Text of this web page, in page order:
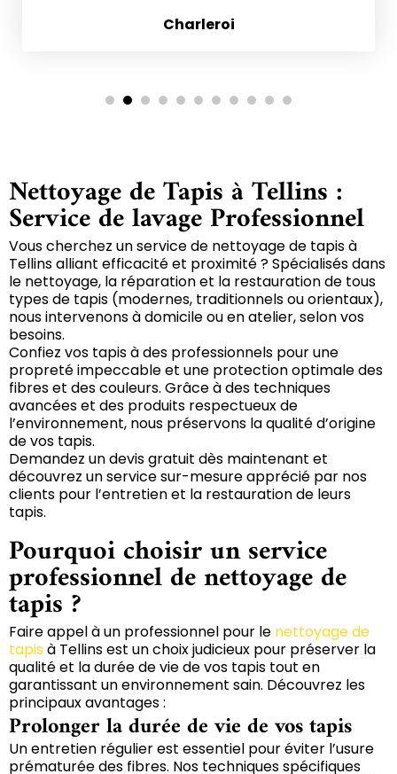
Charleroi
1 2 3
Nettoyage de Tapis à Tellins :
Service de lavage Professionnel
Vous cherchez un service de nettoyage de tapis à
Tellins alliant efficacité et proximité ? Spécialisés dans
le nettoyage, la réparation et la restauration de tous
types de tapis (modernes, traditionnels ou orientaux),
nous intervenons à domicile ou en atelier, selon vos
besoins.
Confiez vos tapis à des professionnels pour une
propreté impeccable et une protection optimale des
fibres et des couleurs. Grâce à des techniques
avancées et des produits respectueux de
l’environnement, nous préservons la qualité d’origine
de vos tapis.
Demandez un devis gratuit dès maintenant et
découvrez un service sur-mesure apprécié par nos
clients pour l’entretien et la restauration de leurs
tapis.
Pourquoi choisir un service
professionnel de nettoyage de
tapis ?
Faire appel à un professionnel pour le nettoyage de
tapis à Tellins est un choix judicieux pour préserver la
qualité et la durée de vie de vos tapis tout en
garantissant un environnement sain. Découvrez les
principaux avantages :
Prolonger la durée de vie de vos tapis
Un entretien régulier est essentiel pour éviter l’usure
prématurée des fibres. Nos techniques spécifiques